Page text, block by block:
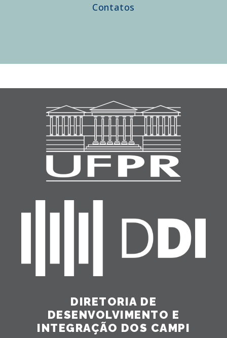
Contatos
DIRETORIA DE
DESENVOLVIMENTO E
INTEGRAÇÃO DOS CAMPI